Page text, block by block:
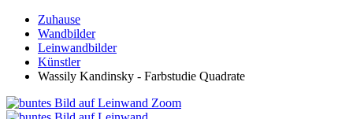
Zuhause
Wandbilder
Leinwandbilder
Künstler
Wassily Kandinsky - Farbstudie Quadrate
Zoom